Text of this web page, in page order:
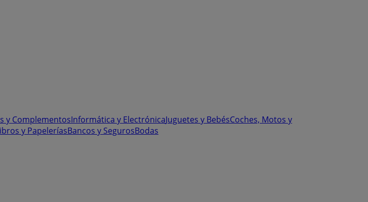
y ComplementosInformática y ElectrónicaJuguetes y BebésCoches, Motos y
y PapeleríasBancos y SegurosBodas